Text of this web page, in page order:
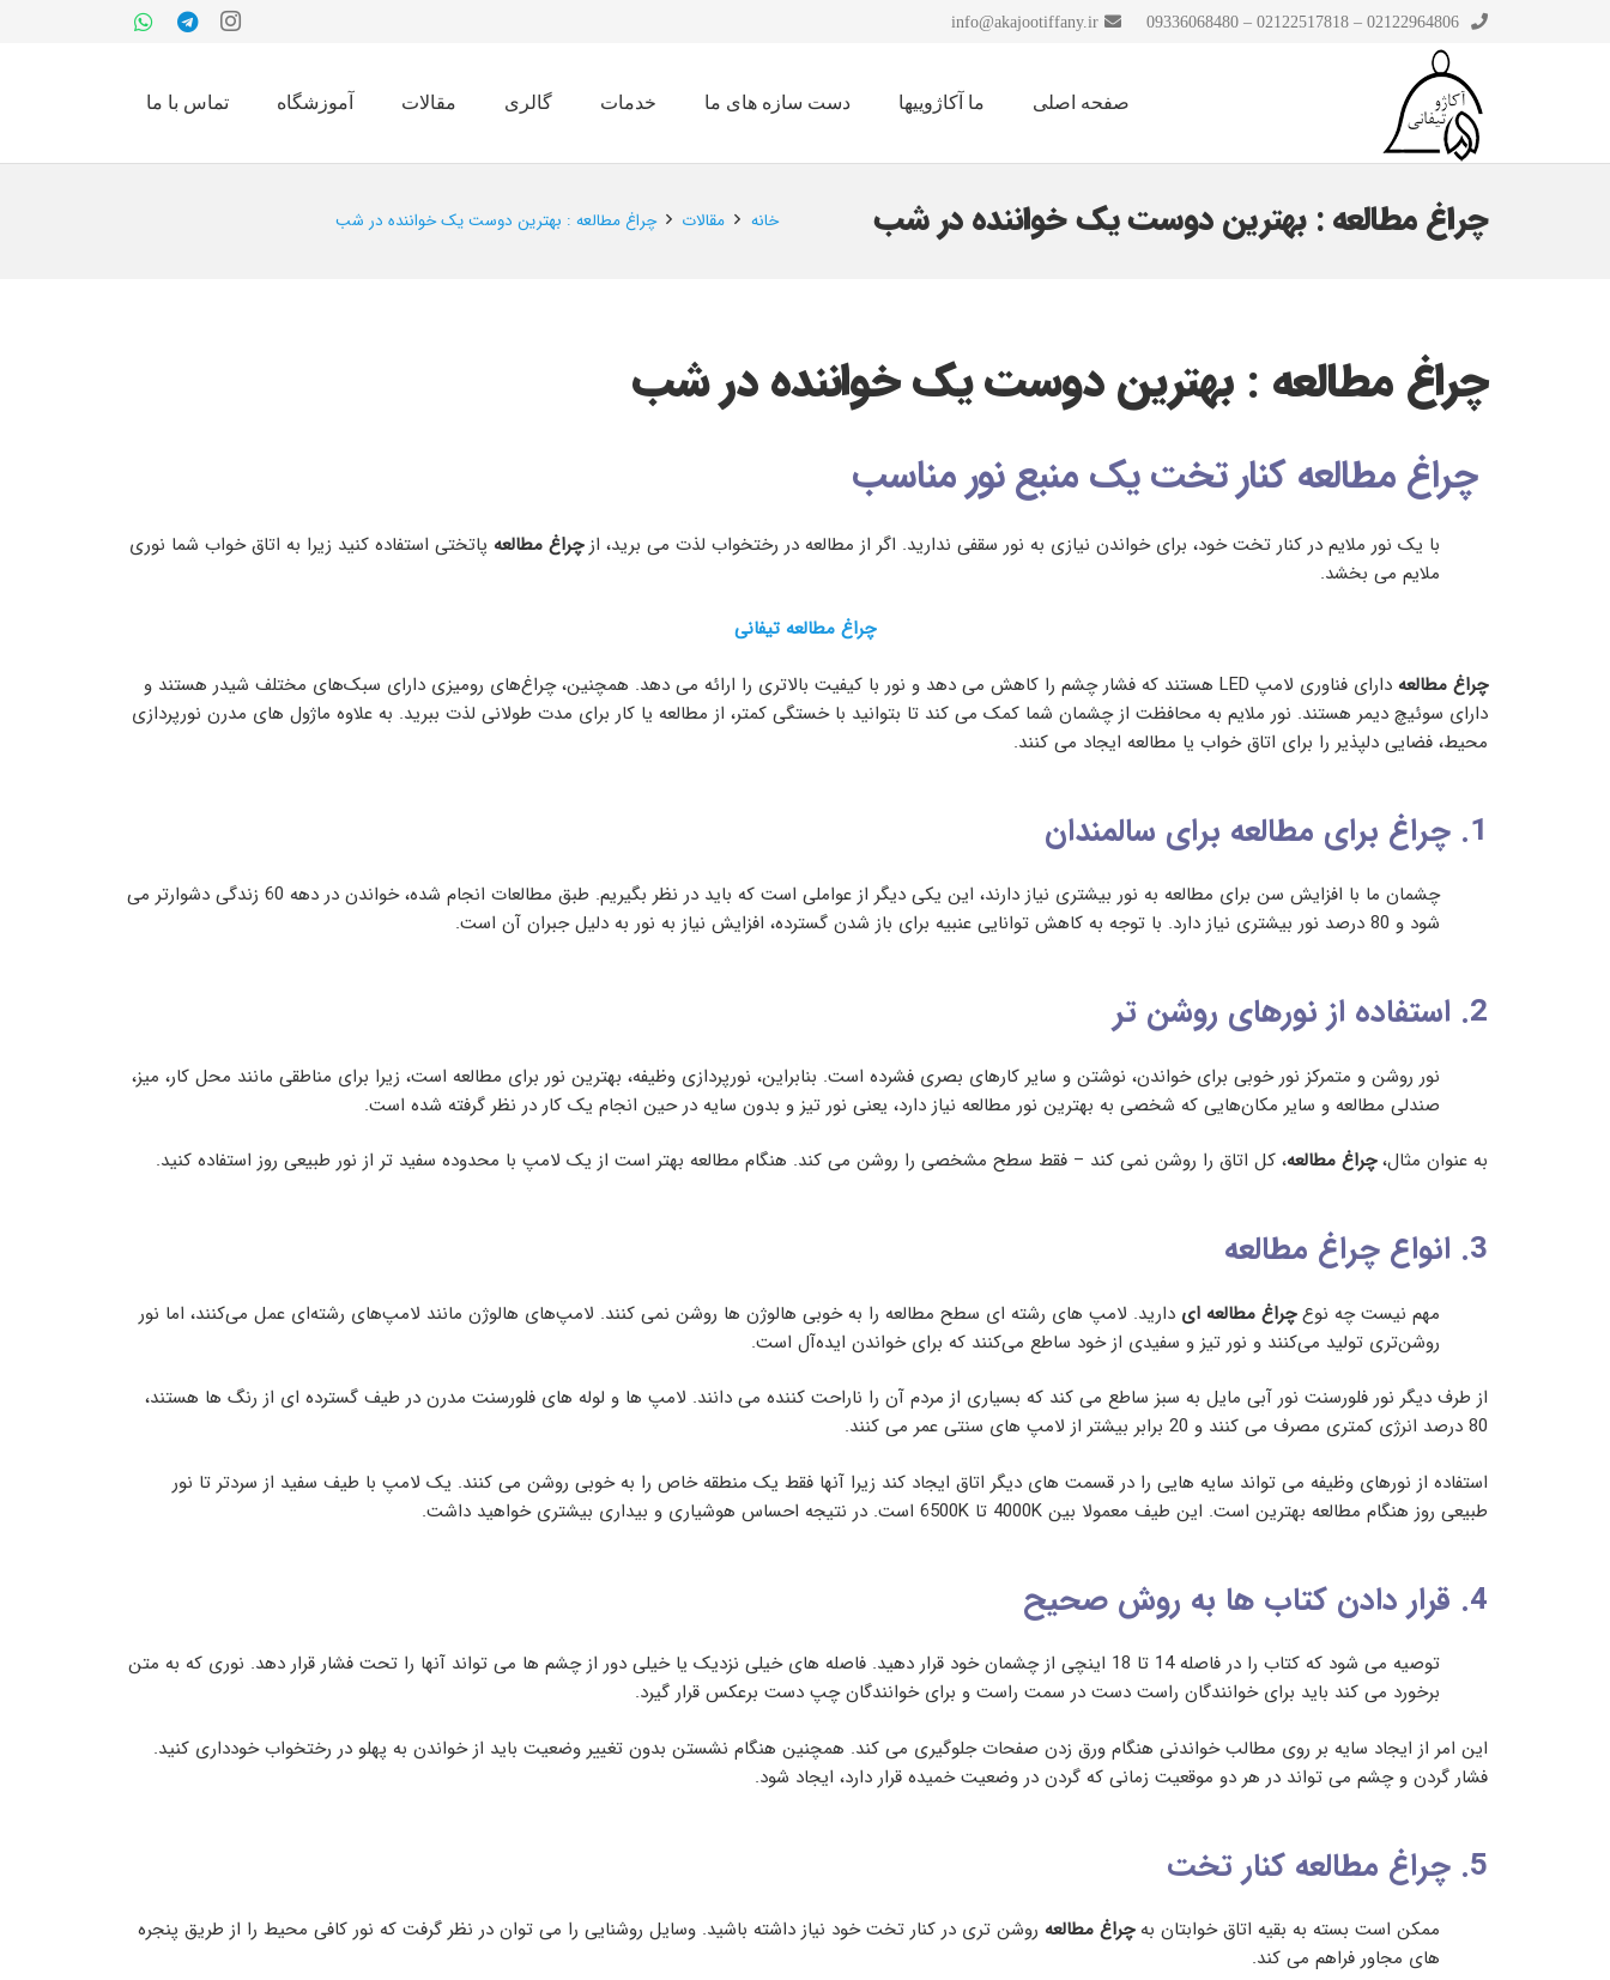
info@akajootiffany.ir
صفحه اصلی ما آکاژوییها دست سازه های ما خدمات گالری مقالات آموزشگاه تماس با ما
چراغ‌ مطالعه : بهترین دوست یک خواننده در شب خانه مقالات چراغ‌ مطالعه : بهترین دوست یک خواننده در شب
چراغ‌ مطالعه : بهترین دوست یک خواننده در شب
چراغ مطالعه کنار تخت یک منبع نور مناسب
با یک نور ملایم در کنار تخت خود، برای خواندن نیازی به نور سقفی ندارید. اگر از مطالعه در رختخواب لذت می برید، ازچراغ مطالعه پاتختی استفاده کنید زیرا به اتاق خواب شما نوری
ملایم می بخشد.
چراغ مطالعه تیفانی
چراغ مطالعه
دارای فناوری لامپ LED هستند که فشار چشم را کاهش می دهد و نور با کیفیت بالاتری را ارائه می دهد. همچنین، چراغ‌های رومیزی دارای سبک‌های مختلف شیدر هستند و
دارای سوئیچ دیمر هستند. نور ملایم به محافظت از چشمان شما کمک می کند تا بتوانید با خستگی کمتر، از مطالعه یا کار برای مدت طولانی لذت ببرید. به علاوه ماژول های مدرن نورپردازی
محیط، فضایی دلپذیر را برای اتاق خواب یا مطالعه ایجاد می کنند.
1. چراغ برای مطالعه برای سالمندان
چشمان ما با افزایش سن برای مطالعه به نور بیشتری نیاز دارند، این یکی دیگر از عواملی است که باید در نظر بگیریم. طبق مطالعات انجام شده، خواندن در دهه 60 زندگی دشوارتر می
شود و 80 درصد نور بیشتری نیاز دارد. با توجه به کاهش توانایی عنبیه برای باز شدن گسترده، افزایش نیاز به نور به دلیل جبران آن است.
2. استفاده از نورهای روشن تر
نور روشن و متمرکز نور خوبی برای خواندن، نوشتن و سایر کارهای بصری فشرده است. بنابراین، نورپردازی وظیفه، بهترین نور برای مطالعه است، زیرا برای مناطقی مانند محل کار، میز،
صندلی مطالعه و سایر مکان‌هایی که شخصی به بهترین نور مطالعه نیاز دارد، یعنی نور تیز و بدون سایه در حین انجام یک کار در نظر گرفته شده است.
به عنوان مثال،چراغ مطالعه، کل اتاق را روشن نمی کند – فقط سطح مشخصی را روشن می کند. هنگام مطالعه بهتر است از یک لامپ با محدوده سفید تر از نور طبیعی روز استفاده کنید.
3. انواع چراغ مطالعه
مهم نیست چه نوعچراغ مطالعه ای دارید. لامپ های رشته ای سطح مطالعه را به خوبی هالوژن ها روشن نمی کنند. لامپ‌های هالوژن مانند لامپ‌های رشته‌ای عمل می‌کنند، اما نور
روشن‌تری تولید می‌کنند و نور تیز و سفیدی از خود ساطع می‌کنند که برای خواندن ایده‌آل است.
از طرف دیگر نور فلورسنت نور آبی مایل به سبز ساطع می کند که بسیاری از مردم آن را ناراحت کننده می دانند. لامپ ها و لوله های فلورسنت مدرن در طیف گسترده ای از رنگ ها هستند،
80 درصد انرژی کمتری مصرف می کنند و 20 برابر بیشتر از لامپ های سنتی عمر می کنند.
استفاده از نورهای وظیفه می تواند سایه هایی را در قسمت های دیگر اتاق ایجاد کند زیرا آنها فقط یک منطقه خاص را به خوبی روشن می کنند. یک لامپ با طیف سفید از سردتر تا نور
طبیعی روز هنگام مطالعه بهترین است. این طیف معمولا بین 4000K تا 6500K است. در نتیجه احساس هوشیاری و بیداری بیشتری خواهید داشت.
4. قرار دادن کتاب ها به روش صحیح
توصیه می شود که کتاب را در فاصله 14 تا 18 اینچی از چشمان خود قرار دهید. فاصله های خیلی نزدیک یا خیلی دور از چشم ها می تواند آنها را تحت فشار قرار دهد. نوری که به متن
برخورد می کند باید برای خوانندگان راست دست در سمت راست و برای خوانندگان چپ دست برعکس قرار گیرد.
این امر از ایجاد سایه بر روی مطالب خواندنی هنگام ورق زدن صفحات جلوگیری می کند. همچنین هنگام نشستن بدون تغییر وضعیت باید از خواندن به پهلو در رختخواب خودداری کنید.
فشار گردن و چشم می تواند در هر دو موقعیت زمانی که گردن در وضعیت خمیده قرار دارد، ایجاد شود.
5. چراغ مطالعه کنار تخت
ممکن است بسته به بقیه اتاق خوابتان بهچراغ مطالعه روشن تری در کنار تخت خود نیاز داشته باشید. وسایل روشنایی را می توان در نظر گرفت که نور کافی محیط را از طریق پنجره
های مجاور فراهم می کند.